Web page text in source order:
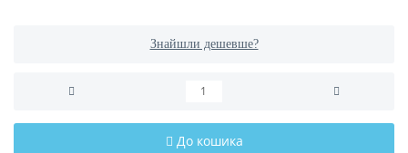
Знайшли дешевше?
До кошика